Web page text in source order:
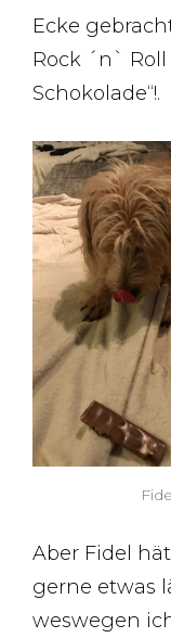
Ecke
Rock ´n` Roll
Schokolade“!.
Aber Fidel
gerne etwas
weswegen